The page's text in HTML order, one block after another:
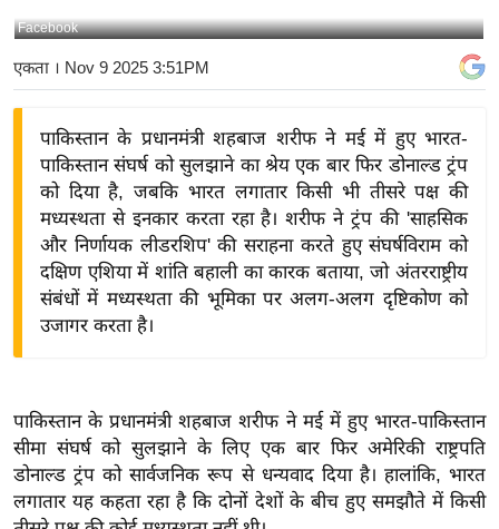
ष्ट्री
बि
द्यो
शे
ष
ज्ञ
रा
Facebook
एकता । Nov 9 2025 3:51PM
पाकिस्तान के प्रधानमंत्री शहबाज शरीफ ने मई में हुए भारत-
पाकिस्तान संघर्ष को सुलझाने का श्रेय एक बार फिर डोनाल्ड ट्रंप
को दिया है, जबकि भारत लगातार किसी भी तीसरे पक्ष की
मध्यस्थता से इनकार करता रहा है। शरीफ ने ट्रंप की 'साहसिक
और निर्णायक लीडरशिप' की सराहना करते हुए संघर्षविराम को
दक्षिण एशिया में शांति बहाली का कारक बताया, जो अंतरराष्ट्रीय
संबंधों में मध्यस्थता की भूमिका पर अलग-अलग दृष्टिकोण को
उजागर करता है।
पाकिस्तान के प्रधानमंत्री शहबाज शरीफ ने मई में हुए भारत-पाकिस्तान
सीमा संघर्ष को सुलझाने के लिए एक बार फिर अमेरिकी राष्ट्रपति
डोनाल्ड ट्रंप को सार्वजनिक रूप से धन्यवाद दिया है। हालांकि, भारत
लगातार यह कहता रहा है कि दोनों देशों के बीच हुए समझौते में किसी